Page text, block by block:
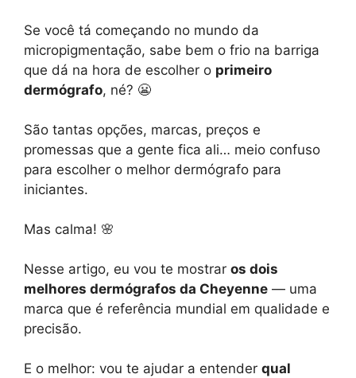
Se você tá começando no mundo da
micropigmentação, sabe bem o frio na barriga
que dá na hora de escolher o primeiro
dermógrafo, né? 😬
São tantas opções, marcas, preços e
promessas que a gente fica ali… meio confuso
para escolher o melhor dermógrafo para
iniciantes.
Mas calma! 🌸
Nesse artigo, eu vou te mostrar os dois
melhores dermógrafos da Cheyenne — uma
marca que é referência mundial em qualidade e
precisão.
E o melhor: vou te ajudar a entender qual